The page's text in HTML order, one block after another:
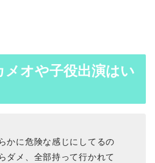
オや子役出演はい
かに危険な感じにしてるの
ダメ、全部持って行かれて